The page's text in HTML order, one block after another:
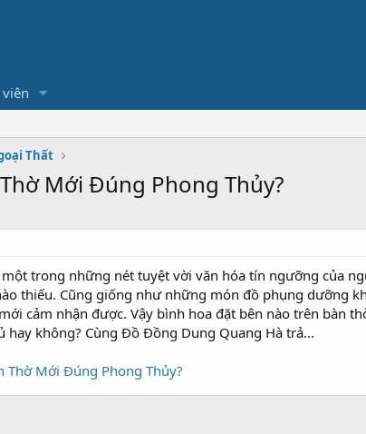
Thất
Mới Đúng Phong Thủy?
trong những nét tuyệt vời văn hóa tín ngưỡng của
thiếu. Cũng giống như những món đồ phụng dưỡng
cảm nhận được. Vậy bình hoa đặt bên nào trên bàn
hay không? Cùng Đồ Đồng Dung Quang Hà trả...
Thờ Mới Đúng Phong Thủy?